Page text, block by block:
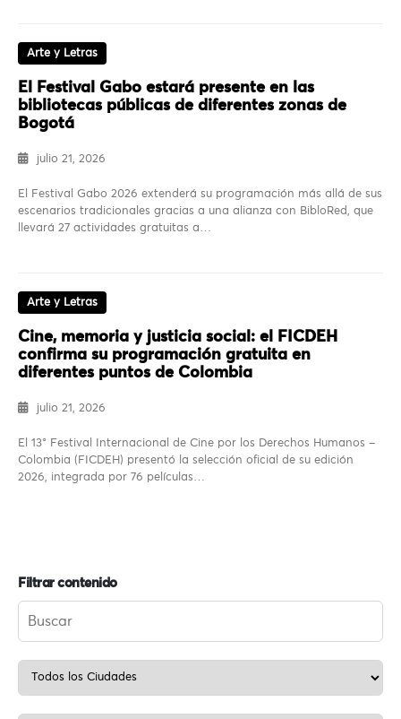
Arte y Letras
El Festival Gabo estará presente en las
bibliotecas públicas de diferentes zonas de
Bogotá
julio 21, 2026
El Festival Gabo 2026 extenderá su programación más allá de sus
escenarios tradicionales gracias a una alianza con BibloRed, que
llevará 27 actividades gratuitas a…
Arte y Letras
Cine, memoria y justicia social: el FICDEH
confirma su programación gratuita en
diferentes puntos de Colombia
julio 21, 2026
El 13° Festival Internacional de Cine por los Derechos Humanos –
Colombia (FICDEH) presentó la selección oficial de su edición
2026, integrada por 76 películas…
Filtrar contenido